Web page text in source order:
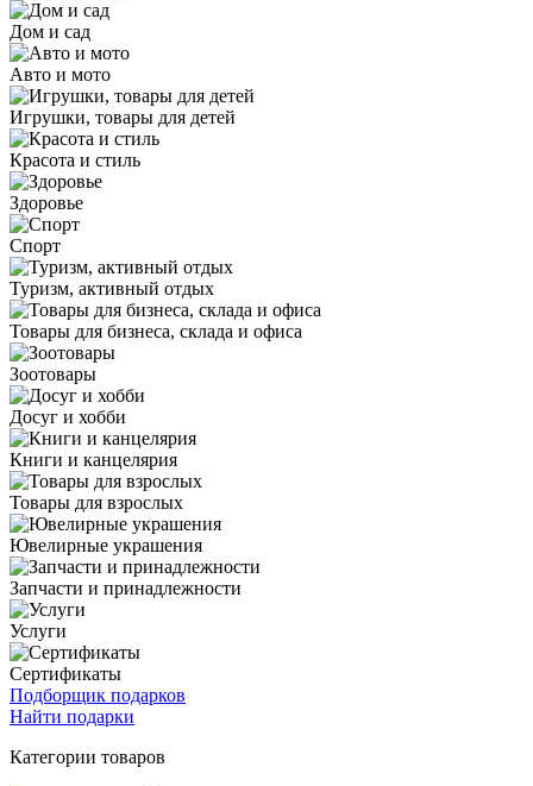
Дом и сад
Авто и мото
Игрушки, товары для детей
Красота и стиль
Здоровье
Спорт
Туризм, активный отдых
Товары для бизнеса, склада и офиса
Зоотовары
Досуг и хобби
Книги и канцелярия
Товары для взрослых
Ювелирные украшения
Запчасти и принадлежности
Услуги
Сертификаты
Подборщик подарков
Найти подарки
Категории товаров